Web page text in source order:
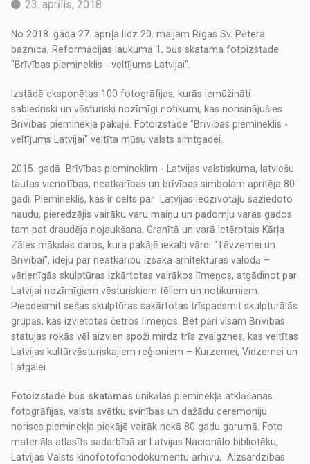
23. aprīlis, 2018
No 2018. gada 27. aprīļa līdz 20. maijam Rīgas Sv. Pētera
baznīcā, Reformācijas laukumā 1, būs skatāma fotoizstāde
"Brīvības piemineklis - veltījums Latvijai".
Izstādē eksponētas 100 fotogrāfijas, kurās iemūžināti
sabiedriski un vēsturiski nozīmīgi notikumi, kas norisinājušies
Brīvības pieminekļa pakājē. Fotoizstāde "Brīvības piemineklis -
veltījums Latvijai" veltīta mūsu valsts simtgadei.
2015. gadā Brīvības piemineklim - Latvijas valstiskuma, latviešu
tautas vienotības, neatkarības un brīvības simbolam apritēja 80
gadi. Piemineklis, kas ir celts par Latvijas iedzīvotāju saziedoto
naudu, pieredzējis vairāku varu maiņu un padomju varas gados
tam pat draudēja nojaukšana. Granītā un varā ietērptais Kārļa
Zāles mākslas darbs, kura pakājē iekalti vārdi “Tēvzemei un
Brīvībai”, ideju par neatkarību izsaka arhitektūras valodā –
vērienīgās skulptūras izkārtotas vairākos līmeņos, atgādinot par
Latvijai nozīmīgiem vēsturiskiem tēliem un notikumiem.
Piecdesmit sešas skulptūras sakārtotas trīspadsmit skulpturālās
grupās, kas izvietotas četros līmeņos. Bet pāri visam Brīvības
statujas rokās vēl aizvien spoži mirdz trīs zvaigznes, kas veltītas
Latvijas kultūrvēsturiskajiem reģioniem – Kurzemei, Vidzemei un
Latgalei.
Fotoizstādē būs skatāmasunikālas pieminekļa atklāšanas
fotogrāfijas, valsts svētku svinības un dažādu ceremoniju
norises pieminekļa piekājē vairāk nekā 80 gadu garumā. Foto
materiāls atlasīts sadarbībā ar Latvijas Nacionālo bibliotēku,
Latvijas Valsts kinofotofonodokumentu arhīvu, Aizsardzības